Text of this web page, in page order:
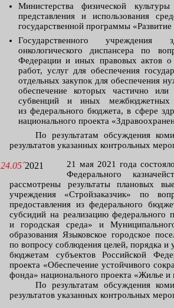
Министерства физической
представления и использования
государственной программы
Государственного учреждения
онкологического диспансера по
Федерации и иных правовых актов о
работ, услуг для обеспечения
отдельных закупок для обеспечения
обеспечение которых частично
субвенций и иных межбюджетных
из федерального бюджета, в сфере
национального проекта
По результатам обсуждения
результатов указанных контрольных
24.05´2021
21 мая 2021 года
Федерального
рассмотрены результаты плановых
учреждения «Стройзаказчик» по
предоставления из федерального
субсидий на реализацию федерального
и городская среда» и
образования Языковское городское
по вопросу соблюдения целей, порядка и
бюджетам субъектов Российской
проекта «Обеспечение устойчивого
фонда» национального проекта «Жилье и
По результатам обсуждения
результатов указанных контрольных